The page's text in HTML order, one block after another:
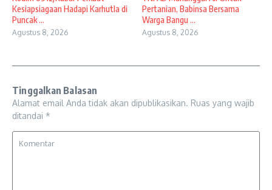
Kesiapsiagaan Hadapi Karhutla di
Puncak ...
Agustus 8, 2026
Pertanian, Babinsa Bersama
Warga Bangu ...
Agustus 8, 2026
Tinggalkan Balasan
Alamat email Anda tidak akan dipublikasikan. Ruas yang wajib
ditandai *